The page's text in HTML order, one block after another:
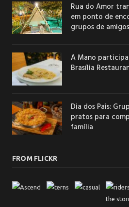
Rua do Amor
em ponto de
grupos de
A Mano
Brasília
Dia dos Pais:
pratos para
família
FROM FLICKR